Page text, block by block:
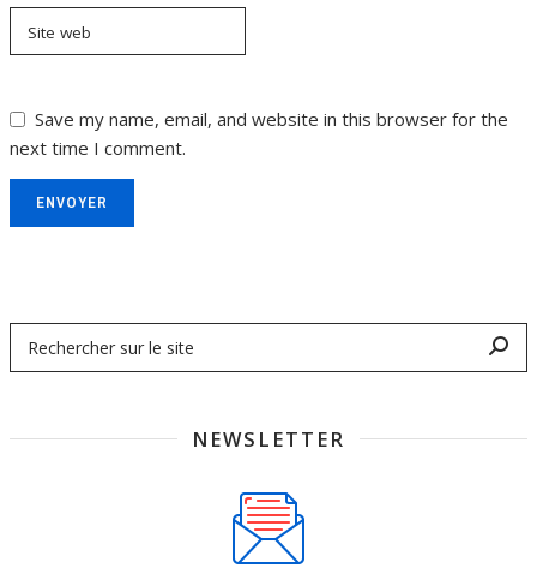
Site web
Save my name, email, and website in this browser for the
next time I comment.
ENVOYER
NEWSLETTER